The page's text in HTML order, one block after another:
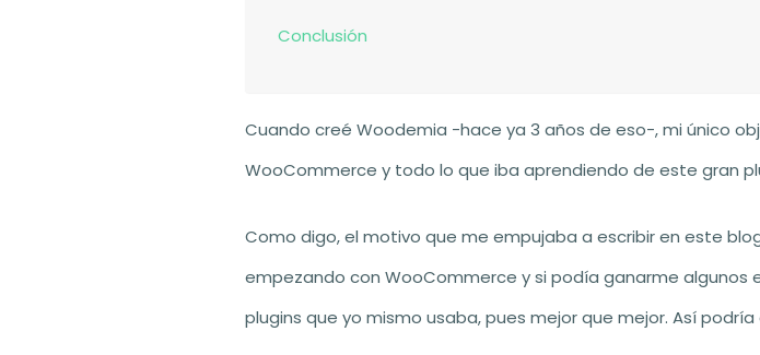
Conclusión
Cuando creé Woodemia -hace ya 3 años de eso-, mi único
WooCommerce y todo lo que iba aprendiendo de este gran
Como digo, el motivo que me empujaba a escribir en este
empezando con WooCommerce y si podía ganarme
plugins que yo mismo usaba, pues mejor que mejor. Así